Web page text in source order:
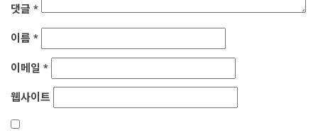
댓글 *
이름 *
이메일 *
웹사이트